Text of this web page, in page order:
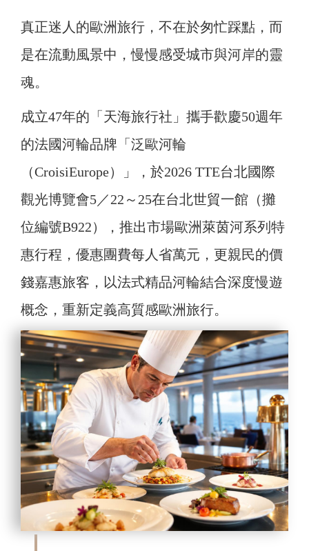
真正迷人的歐洲旅行，不在於匆忙踩點，而
是在流動風景中，慢慢感受城市與河岸的靈
魂。
成立47年的「天海旅行社」攜手歡慶50週年
的法國河輪品牌「泛歐河輪
（CroisiEurope）」，於2026 TTE台北國際
觀光博覽會5／22～25在台北世貿一館（攤
位編號B922），推出市場歐洲萊茵河系列特
惠行程，優惠團費每人省萬元，更親民的價
錢嘉惠旅客，以法式精品河輪結合深度慢遊
概念，重新定義高質感歐洲旅行。